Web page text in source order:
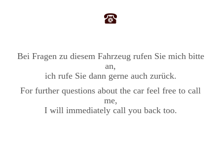
Bei Fragen zu diesem Fahrzeug rufen Sie mich bitte
an,
ich rufe Sie dann gerne auch zurück.
For further questions about the car feel free to call
me,
I will immediately call you back too.